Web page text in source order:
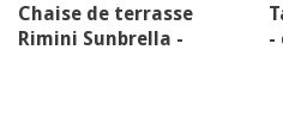
Chaise de terrasse
Rimini Sunbrella -
-